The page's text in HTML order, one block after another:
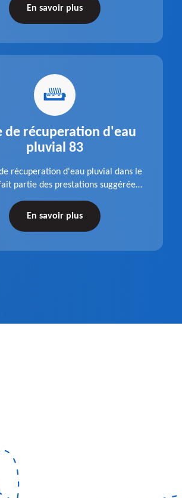
Var de la société Pro gouttière 83.
En savoir plus
de récuperation d'eau
pluvial 83
récuperation d'eau pluvial dans le
partie des prestations suggérées
d'eau entièrement fonctionnel
En savoir plus